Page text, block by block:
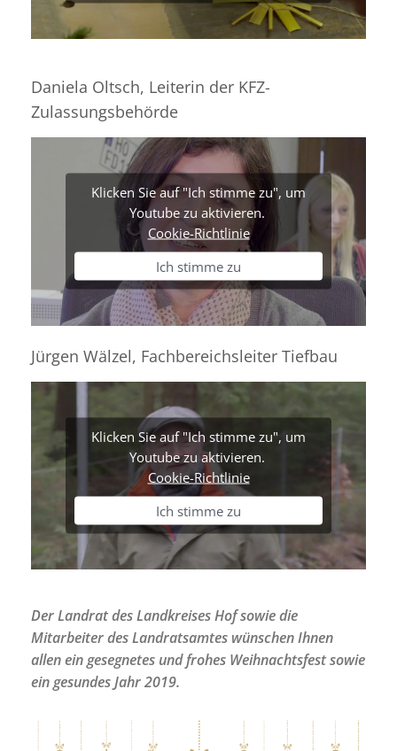
Daniela Oltsch, Leiterin der KFZ-
Zulassungsbehörde
Klicken Sie auf "Ich stimme zu", um
Youtube zu aktivieren.
Cookie-Richtlinie
Ich stimme zu
Jürgen Wälzel, Fachbereichsleiter Tiefbau
Klicken Sie auf "Ich stimme zu", um
Youtube zu aktivieren.
Cookie-Richtlinie
Ich stimme zu
Der Landrat des Landkreises Hof sowie die
Mitarbeiter des Landratsamtes wünschen Ihnen
allen ein gesegnetes und frohes Weihnachtsfest sowie
ein gesundes Jahr 2019.